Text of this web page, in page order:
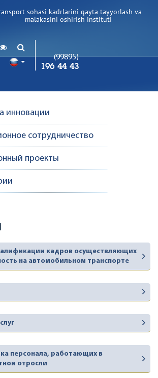
sohasi kadrlarini qayta tayyorlash va
malakasini oshirish instituti
(99895)
196 44 43
инновации
сотрудничество
проекты
кадров осуществляющих
на автомобильном транспорте
персонала, работающих в
отросли